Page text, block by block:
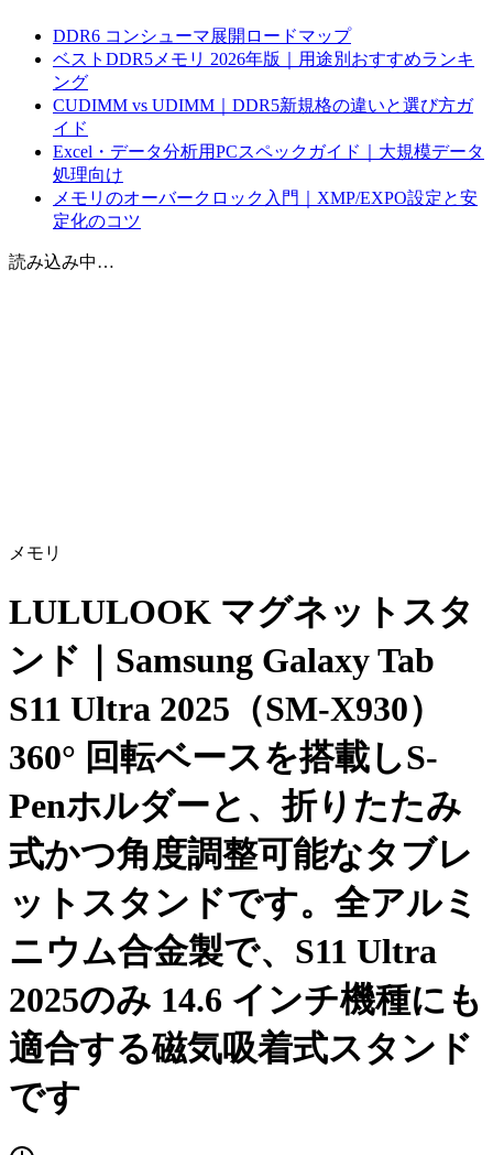
DDR6 コンシューマ展開ロードマップ
ベストDDR5メモリ 2026年版｜用途別おすすめランキ
ング
CUDIMM vs UDIMM｜DDR5新規格の違いと選び方ガ
イド
Excel・データ分析用PCスペックガイド｜大規模データ
処理向け
メモリのオーバークロック入門｜XMP/EXPO設定と安
定化のコツ
読み込み中…
メモリ
LULULOOK マグネットスタ
ンド｜Samsung Galaxy Tab
S11 Ultra 2025（SM-X930）
360° 回転ベースを搭載しS-
Penホルダーと、折りたたみ
式かつ角度調整可能なタブレ
ットスタンドです。全アルミ
ニウム合金製で、S11 Ultra
2025のみ 14.6 インチ機種にも
適合する磁気吸着式スタンド
です